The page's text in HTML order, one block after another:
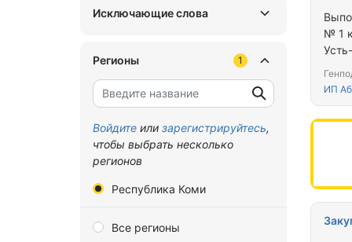
Исключающие слова
Регионы 1
Войдите или зарегистрируйтесь,
чтобы выбрать несколько
регионов
Республика Коми
Все регионы
№ 1
ИП